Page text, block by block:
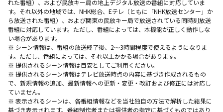
れた番組）、および民放キー局の地上デジタル放送の番組に対応していま
す。それ以外の地域では、NHK総合、Eテレ（ともに「NHK放送センター」か
ら放送された番組）、および関東の民放キー局で放送されている同時刻放送
番組に対応しています。ただし、番組によっては、本機能が正しく動作しな
い場合があります。
※ シーン情報は、番組の放送終了後、2〜3時間程度で使えるようになりま
す。ただし、番組によっては、それ以上かかる場合があります。
※ 提供されるシーン情報は目安としてご利用ください。
※ 提供されるシーン情報はテレビ放送時点の内容に基づき作成されるもの
で、新規情報の追加、最新情報への更新・変更・改訂および修正には対応し
ていません。
※ 表示されるシーンは、各番組情報などを当社独自の方法で解析した結果に
基づき表示されます。番組制作者または提供者の指定に基づくものではあり